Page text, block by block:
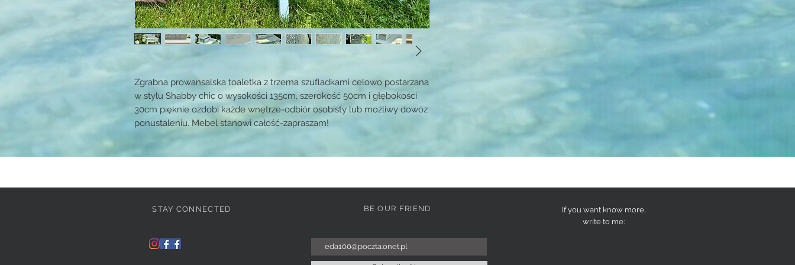
Zgrabna prowansalska toaletka z trzema szufladkami celowo postarzana
w stylu Shabby chic o wysokości 135cm, szerokość 50cm i głębokości
30cm pięknie ozdobi każde wnętrze-odbiór osobisty lub możliwy dowóz
ponustaleniu. Mebel stanowi całość-zapraszam!
STAY CONNECTED BE OUR FRIEND
If you want know more,
write to me: